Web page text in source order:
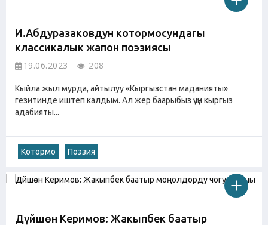
И.Абдуразаковдун котормосундагы
классикалык жапон поэзиясы
19.06.2023 208
Кыйла жыл мурда, айтылуу «Кыргызстан маданияты»
гезитинде иштеп калдым. Ал жер баарыбыз үчүн кыргыз
адабияты...
Котормо Поэзия
Дүйшөн Керимов: Жакыпбек баатыр